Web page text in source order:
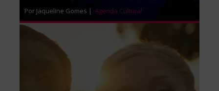
Por Jaqueline Gomes | Agenda Cultural